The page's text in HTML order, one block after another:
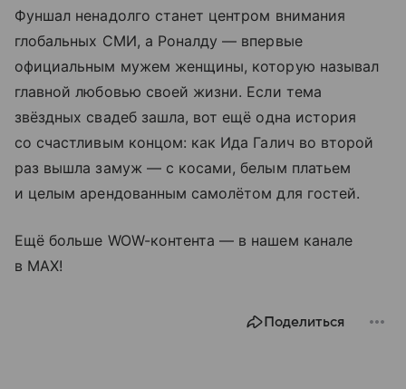
Фуншал ненадолго станет центром внимания
глобальных СМИ, а Роналду — впервые
официальным мужем женщины, которую называл
главной любовью своей жизни. Если тема
звёздных свадеб зашла, вот ещё одна история
со счастливым концом: как Ида Галич во второй
раз вышла замуж — с косами, белым платьем
и целым арендованным самолётом для гостей.
Ещё больше WOW-контента — в нашем канале
в МАХ!
Поделиться